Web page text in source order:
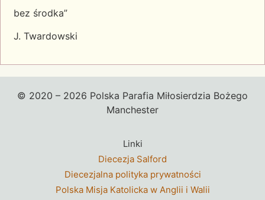
bez środka”
J. Twardowski
© 2020 – 2026 Polska Parafia Miłosierdzia Bożego
Manchester
Linki
Diecezja Salford
Diecezjalna polityka prywatności
Polska Misja Katolicka w Anglii i Walii